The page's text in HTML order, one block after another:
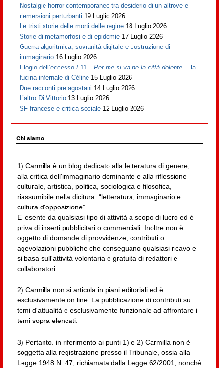
Nostalgie horror contemporanee tra desiderio di un altrove e
riemersioni perturbanti 19 Luglio 2026
Le tristi storie delle morti delle regine 18 Luglio 2026
Storie di metamorfosi e di epidemie 17 Luglio 2026
Guerra algoritmica, sovranità digitale e costruzione di
immaginario 16 Luglio 2026
Elogio dell’eccesso / 11 –Per me si va ne la città dolente… la
fucina infernale di Cèline 15 Luglio 2026
Due racconti pre agostani 14 Luglio 2026
L’altro Di Vittorio 13 Luglio 2026
SF francese e critica sociale 12 Luglio 2026
Chi siamo
1) Carmilla è un blog dedicato alla letteratura di genere,
alla critica dell'immaginario dominante e alla riflessione
culturale, artistica, politica, sociologica e filosofica,
riassumibile nella dicitura: “letteratura, immaginario e
cultura d'opposizione”.
E' esente da qualsiasi tipo di attività a scopo di lucro ed è
priva di inserti pubblicitari o commerciali. Inoltre non è
oggetto di domande di provvidenze, contributi o
agevolazioni pubbliche che conseguano qualsiasi ricavo e
si basa sull'attività volontaria e gratuita di redattori e
collaboratori.
2) Carmilla non si articola in piani editoriali ed è
esclusivamente on line. La pubblicazione di contributi su
temi d'attualità è esclusivamente funzionale ad affrontare i
temi sopra elencati.
3) Pertanto, in riferimento ai punti 1) e 2) Carmilla non è
soggetta alla registrazione presso il Tribunale, ossia alla
Legge 1948 N. 47, richiamata dalla Legge 62/2001, nonché